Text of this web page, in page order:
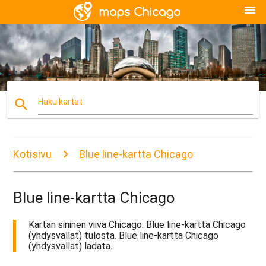
menu
search Haku kartat
Kotisivu Blue line-kartta Chicago
Blue line-kartta Chicago
Kartan sininen viiva Chicago. Blue line-kartta Chicago
(yhdysvallat) tulosta. Blue line-kartta Chicago
(yhdysvallat) ladata.